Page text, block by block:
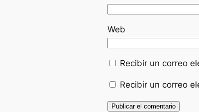
Web
Recibir un correo
Recibir un correo